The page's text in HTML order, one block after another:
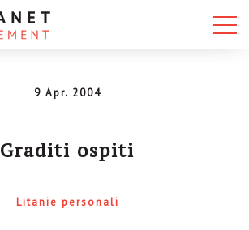
9 Apr. 2004
Graditi ospiti
Litanie personali